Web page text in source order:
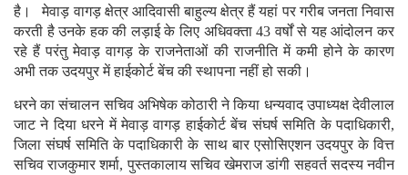
है। मेवाड़ वागड़ क्षेत्र आदिवासी बाहुल्य क्षेत्र हैं यहां पर गरीब जनता निवास
करती है उनके हक की लड़ाई के लिए अधिवक्ता 43 वर्षों से यह आंदोलन कर
रहे हैं परंतु मेवाड़ वागड़ के राजनेताओं की राजनीति में कमी होने के कारण
अभी तक उदयपुर में हाईकोर्ट बेंच की स्थापना नहीं हो सकी।
धरने का संचालन सचिव अभिषेक कोठारी ने किया धन्यवाद उपाध्यक्ष देवीलाल
जाट ने दिया धरने में मेवाड़ वागड़ हाईकोर्ट बेंच संघर्ष समिति के पदाधिकारी,
जिला संघर्ष समिति के पदाधिकारी के साथ बार एसोसिएशन उदयपुर के वित्त
सचिव राजकुमार शर्मा, पुस्तकालाय सचिव खेमराज डांगी सहवर्त सदस्य नवीन